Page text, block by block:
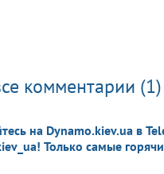
комментарии (1)
на Dynamo.kiev.ua в
Только самые